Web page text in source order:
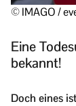
© IMAGO /
Eine
bekannt!
Doch eines